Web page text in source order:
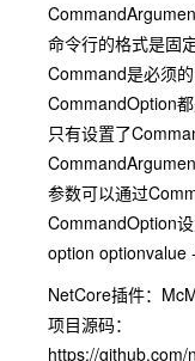
命令行的格式是固
Command是必须
CommandOption
只有设置了
参数可以通过
CommandOption
option optionvalue
NetCore插件：
项目源码：
https://